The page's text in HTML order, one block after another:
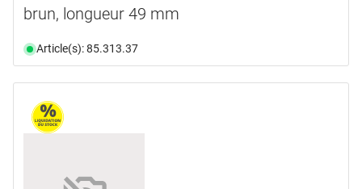
brun, longueur 49 mm
Article(s): 85.313.37